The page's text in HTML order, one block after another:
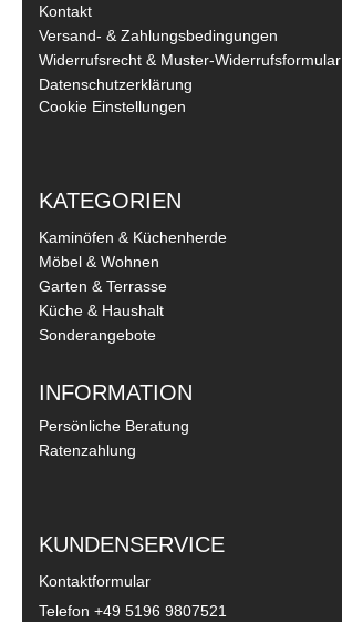
Kontakt
Versand- & Zahlungsbedingungen
Widerrufsrecht & Muster-Widerrufsformular
Datenschutzerklärung
Cookie Einstellungen
KATEGORIEN
Kaminöfen & Küchenherde
Möbel & Wohnen
Garten & Terrasse
Küche & Haushalt
Sonderangebote
INFORMATION
Persönliche Beratung
Ratenzahlung
KUNDENSERVICE
Kontaktformular
Telefon +49 5196 9807521